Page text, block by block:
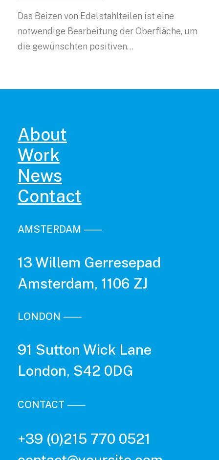
Das Beizen von Edelstahlteilen ist eine
notwendige Bearbeitung der Oberfläche, um
die gewünschten positiven…
About
Work
News
Contact
AMSTERDAM ⸺
13 Willem Gerresepad
Amsterdam, 1106 ZJ
LONDON ⸺
91 Sutton Wick Lane
London, S42 0DG
CONTACT ⸺
+39 (0)215 770 0521